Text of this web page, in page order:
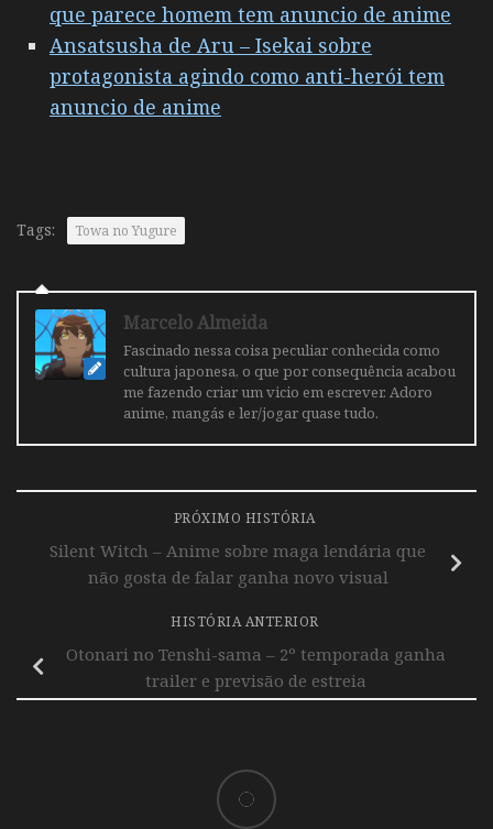
que parece homem tem anuncio de anime
Ansatsusha de Aru – Isekai sobre
protagonista agindo como anti-herói tem
anuncio de anime
Tags: Towa no Yugure
Marcelo Almeida
Fascinado nessa coisa peculiar conhecida como
cultura japonesa, o que por consequência acabou
me fazendo criar um vicio em escrever. Adoro
anime, mangás e ler/jogar quase tudo.
PRÓXIMO HISTÓRIA
Silent Witch – Anime sobre maga lendária que
não gosta de falar ganha novo visual
HISTÓRIA ANTERIOR
Otonari no Tenshi-sama – 2º temporada ganha
trailer e previsão de estreia